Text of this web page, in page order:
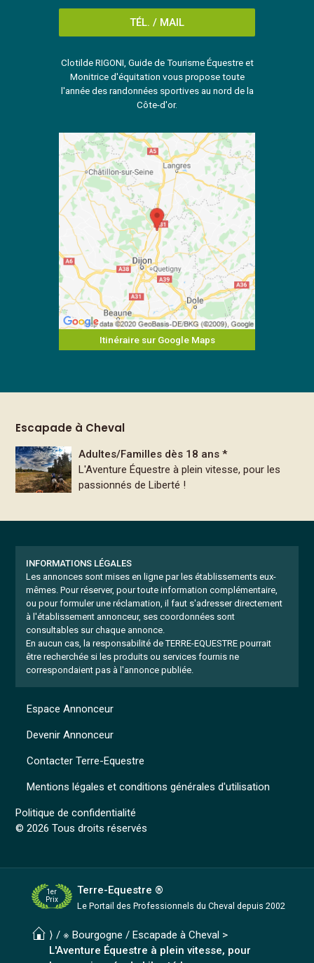
TÉL. / MAIL
Clotilde RIGONI, Guide de Tourisme Équestre et
Monitrice d'équitation vous propose toute
l'année des randonnées sportives au nord de la
Côte-d'or.
Itinéraire sur Google Maps
Escapade à Cheval
Adultes/Familles dès 18 ans *
L'Aventure Équestre à plein vitesse, pour les
passionnés de Liberté !
INFORMATIONS LÉGALES
Les annonces sont mises en ligne par les établissements eux-
mêmes. Pour réserver, pour toute information complémentaire,
ou pour formuler une réclamation, il faut s'adresser directement
à l'établissement annonceur, ses coordonnées sont
consultables sur chaque annonce.
En aucun cas, la responsabilité de TERRE-EQUESTRE pourrait
être recherchée si les produits ou services fournis ne
correspondaient pas à l'annonce publiée.
Mentions légales et conditions générales d'utilisation
Politique de confidentialité
© 2026 Tous droits réservés
Espace Annonceur
Devenir Annonceur
Contacter Terre-Equestre
1er
Prix
Terre-Equestre ®
Le Portail des Professionnels du Cheval depuis 2002
⟩ / ※ Bourgogne / Escapade à Cheval >
L'Aventure Équestre à plein vitesse, pour